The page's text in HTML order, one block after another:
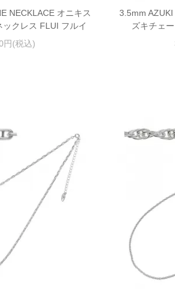
NECKLACE オニキス
ックレス FLUI フルイ
円(税込)
3.5mm
ズキチェ